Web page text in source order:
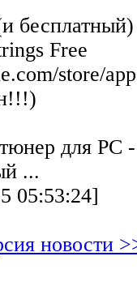
Free
store/
для РС
...
05:53:24]
новости